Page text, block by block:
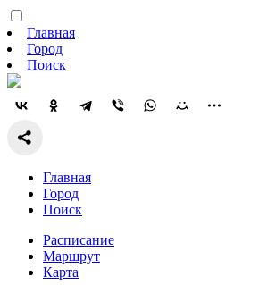
Главная
Город
Поиск
Главная
Город
Поиск
Расписание
Маршрут
Карта